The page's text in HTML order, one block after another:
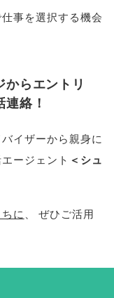
事を選択する機会
らエントリ
絡！
イザーから親身に
ージェント ＜シュ
に
ぜひご活用